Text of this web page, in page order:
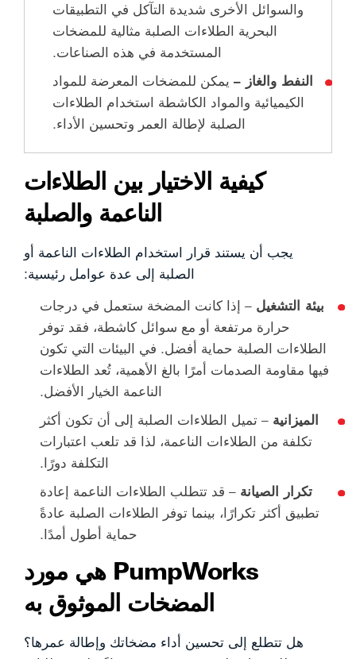
والسوائل الأخرى شديدة التآكل في التطبيقات
البحرية الطلاءات الصلبة مثالية للمضخات
المستخدمة في هذه الصناعات.
النفط والغاز – يمكن للمضخات المعرضة للمواد
الكيميائية والمواد الكاشطة استخدام الطلاءات
الصلبة لإطالة العمر وتحسين الأداء.
كيفية الاختيار بين الطلاءات
الناعمة والصلبة
يجب أن يستند قرار استخدام الطلاءات الناعمة أو
الصلبة إلى عدة عوامل رئيسية:
بيئة التشغيل – إذا كانت المضخة ستعمل في درجات
حرارة مرتفعة أو مع سوائل كاشطة، فقد توفر
الطلاءات الصلبة حماية أفضل. في البيئات التي تكون
فيها مقاومة الصدمات أمرًا بالغ الأهمية، تُعد الطلاءات
الناعمة الخيار الأفضل.
الميزانية – تميل الطلاءات الصلبة إلى أن تكون أكثر
تكلفة من الطلاءات الناعمة، لذا قد تلعب اعتبارات
التكلفة دورًا.
تكرار الصيانة – قد تتطلب الطلاءات الناعمة إعادة
تطبيق أكثر تكرارًا، بينما توفر الطلاءات الصلبة عادةً
حماية أطول أمدًا.
PumpWorks هي مورد
المضخات الموثوق به
هل تتطلع إلى تحسين أداء مضخاتك وإطالة عمرها؟